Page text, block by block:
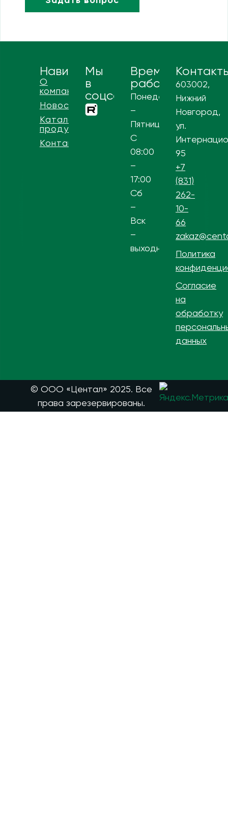
Навигация
О
компании
Новости
Каталог
продукции
Контакты
Мы
в
соцсетях
Время
работы
Понедельник
–
Пятница
С
08:00
–
17:00
Сб
–
Вск
–
выходной
603002,
Нижний
Новгород,
ул.
95
+7
(831)
262-
10-
66
Политика
Согласие
на
обработку
данных
© ООО «Центал» 2025. Все
права зарезервированы.